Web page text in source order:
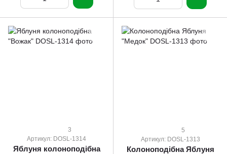
3
Артикул: DOSL-1314
Яблуня колоноподібна
5
Артикул: DOSL-1313
Колоноподібна Яблуня